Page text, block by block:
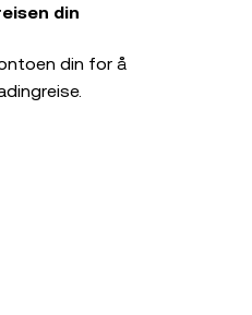
din
din for å